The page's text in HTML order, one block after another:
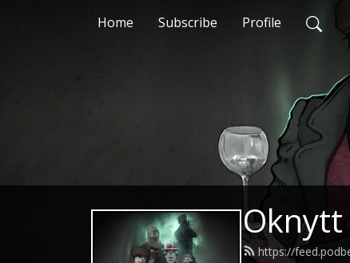
Home Subscribe Profile
Oknytt
https://